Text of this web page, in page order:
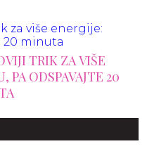
TRIK ZA VIŠE
PA ODSPAVAJTE 20